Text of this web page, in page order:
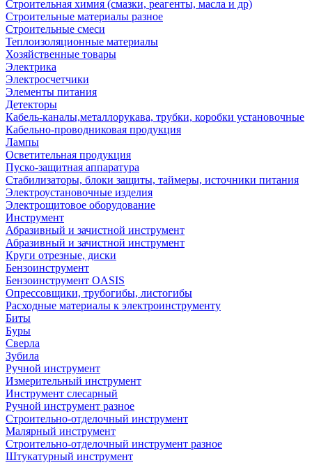
Строительная химия (смазки, реагенты, масла и др)
Строительные материалы разное
Строительные смеси
Теплоизоляционные материалы
Хозяйственные товары
Электрика
Электросчетчики
Элементы питания
Детекторы
Кабель-каналы,металлорукава, трубки, коробки установочные
Кабельно-проводниковая продукция
Лампы
Осветительная продукция
Пуско-защитная аппаратура
Стабилизаторы, блоки защиты, таймеры, источники питания
Электроустановочные изделия
Электрощитовое оборудование
Инструмент
Абразивный и зачистной инструмент
Абразивный и зачистной инструмент
Круги отрезные, диски
Бензоинструмент
Бензоинструмент OASIS
Опрессовщики, трубогибы, листогибы
Расходные материалы к электроинструменту
Биты
Буры
Сверла
Зубила
Ручной инструмент
Измерительный инструмент
Инструмент слесарный
Ручной инструмент разное
Строительно-отделочный инструмент
Малярный инструмент
Строительно-отделочный инструмент разное
Штукатурный инструмент